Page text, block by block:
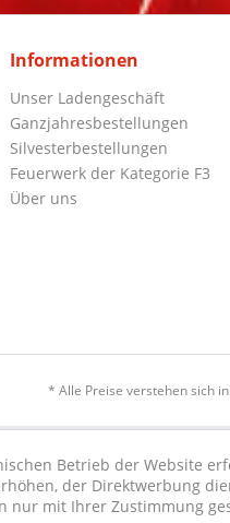
Informationen
Unser Ladengeschäft
Ganzjahresbestellungen
Silvesterbestellungen
Feuerwerk der Kategorie F3
Über uns
* Alle Preise verstehen sich
Betrieb der Website
der Direktwerbung
nur mit Ihrer Zustimmung